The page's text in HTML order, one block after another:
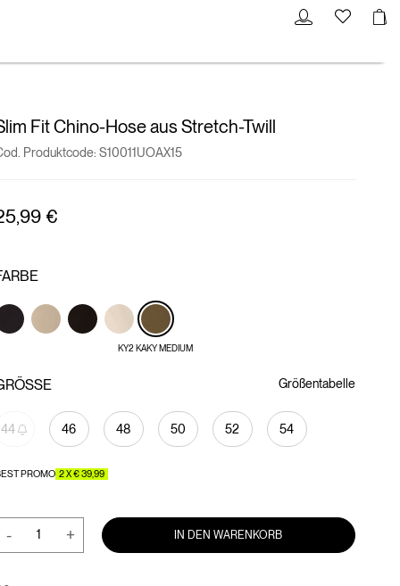
Fit Chino-Hose aus Stretch-Twill
Produktcode: S10011UOAX15
€
KY2 KAKY MEDIUM
44 46 48 50 52 54
Größentabelle
PROMO 2 X € 39,99
- + IN DEN WARENKORB